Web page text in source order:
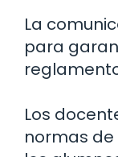
La
para
Los
normas